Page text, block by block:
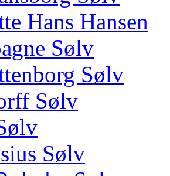
Hans Hansen
Sølv
Sølv
Sølv
Sølv